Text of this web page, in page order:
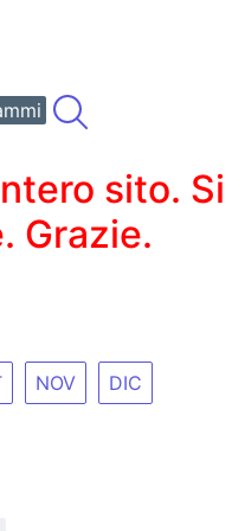
sito.
Grazie.
NOV DIC